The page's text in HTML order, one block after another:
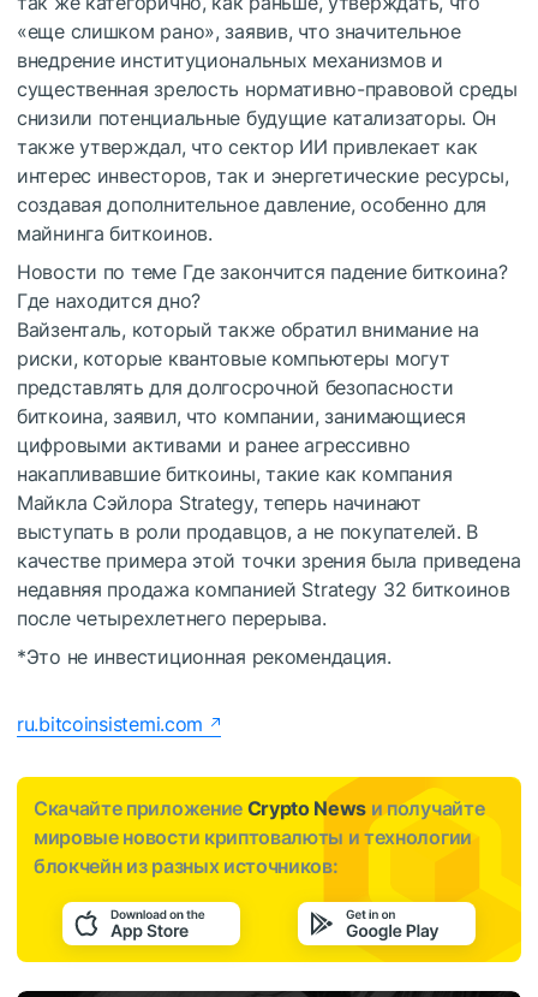
«еще слишком рано», заявив, что значительное
внедрение институциональных механизмов и
существенная зрелость нормативно-правовой среды
снизили потенциальные будущие катализаторы. Он
также утверждал, что сектор ИИ привлекает как
интерес инвесторов, так и энергетические ресурсы,
создавая дополнительное давление, особенно для
майнинга биткоинов.
Новости по теме Где закончится падение биткоина?
Где находится дно?
Вайзенталь, который также обратил внимание на
риски, которые квантовые компьютеры могут
представлять для долгосрочной безопасности
биткоина, заявил, что компании, занимающиеся
цифровыми активами и ранее агрессивно
накапливавшие биткоины, такие как компания
Майкла Сэйлора Strategy, теперь начинают
выступать в роли продавцов, а не покупателей. В
качестве примера этой точки зрения была приведена
недавняя продажа компанией Strategy 32 биткоинов
после четырехлетнего перерыва.
*Это не инвестиционная рекомендация.
ru.bitcoinsistemi.com
Скачайте приложение Crypto News и получайте
мировые новости криптовалюты и технологии
блокчейн из разных источников: